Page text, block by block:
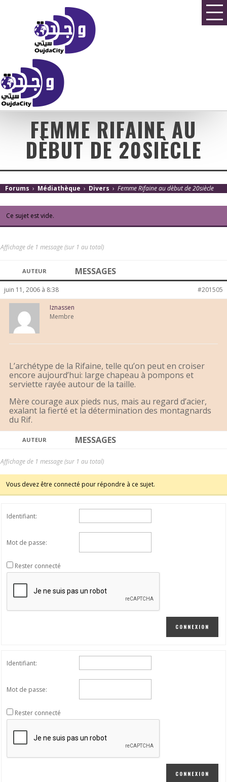
FEMME RIFAINE AU
DÈBUT DE 20SIÈCLE
Forums › Médiathèque › Divers › Femme Rifaine au dèbut de 20siècle
Ce sujet est vide.
Affichage de 1 message (sur 1 au total)
AUTEUR MESSAGES
juin 11, 2006 à 8:38 #201505
Iznassen
Membre
L’archétype de la Rifaine, telle qu’on peut en croiser
encore aujourd’hui: large chapeau à pompons et
serviette rayée autour de la taille.
Mère courage aux pieds nus, mais au regard d’acier,
exalant la fierté et la détermination des montagnards
du Rif.
AUTEUR MESSAGES
Affichage de 1 message (sur 1 au total)
Vous devez être connecté pour répondre à ce sujet.
Identifiant:
Mot de passe:
Rester connecté
CONNEXION
Identifiant:
Mot de passe:
Rester connecté
CONNEXION